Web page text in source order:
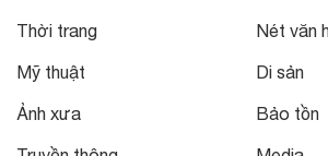
Thời trang
Mỹ thuật
Ảnh xưa
Nét văn
Di sản
Bảo tồn